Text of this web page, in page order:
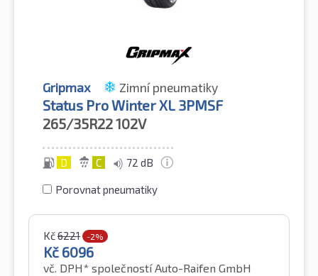
Gripmax Zimní pneumatiky
Status Pro Winter XL 3PMSF
265/35R22102V
D C 72 dB
Porovnat pneumatiky
Kč6221 -2%
Kč 6096
vč. DPH* společností Auto-Raifen GmbH